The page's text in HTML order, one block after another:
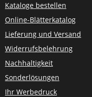
Kataloge bestellen
Online-Blätterkatalog
Lieferung und Versand
Widerrufsbelehrung
Nachhaltigkeit
Sonderlösungen
Ihr Werbedruck